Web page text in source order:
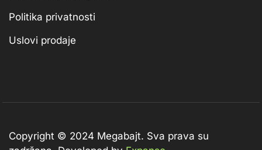
Politika privatnosti
Uslovi prodaje
Copyright © 2024 Megabajt. Sva prava su